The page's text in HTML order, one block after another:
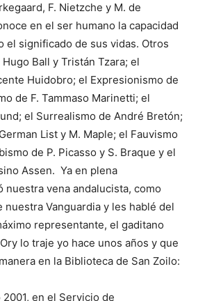
F. Nietzche y M. de
en el ser humano la capacidad
el significado de sus vidas. Otros
Ball y Tristán Tzara; el
Huidobro; el Expresionismo de
de F. Tammaso Marinetti; el
el Surrealismo de André Bretón;
List y M. Maple; el Fauvismo
de P. Picasso y S. Braque y el
Assen. Ya en plena
nuestra vena andalucista, como
nuestra Vanguardia y les hablé del
representante, el gaditano
lo traje yo hace unos años y que
en la Biblioteca de San Zoilo:
en el Servicio de